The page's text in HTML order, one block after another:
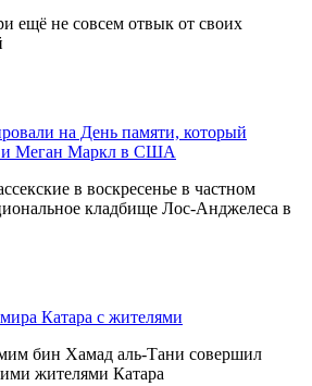
ещё не совсем отвык от своих
на День памяти, который
и Меган Маркл в США
в воскресенье в частном
кладбище Лос-Анджелеса в
Катара с жителями
бин Хамад аль-Тани совершил
жителями Катара